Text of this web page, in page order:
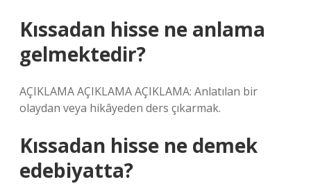
Kıssadan hisse ne anlama
gelmektedir?
AÇIKLAMA AÇIKLAMA AÇIKLAMA: Anlatılan bir
olaydan veya hikâyeden ders çıkarmak.
Kıssadan hisse ne demek
edebiyatta?